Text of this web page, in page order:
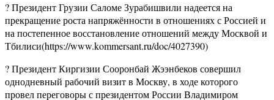
? Президент Грузии Саломе Зурабишвили надеется на
прекращение роста напряжённости в отношениях с Россией и
на постепенное восстановление отношений между Москвой и
Тбилиси(https://www.kommersant.ru/doc/4027390)
? Президент Киргизии Сооронбай Жээнбеков совершил
однодневный рабочий визит в Москву, в ходе которого
провел переговоры с президентом России Владимиром